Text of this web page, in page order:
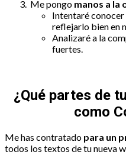
Me pongo manos a la
Intentaré
reflejarlo bien en
Analizaré a la
fuertes.
¿Qué partes de
como
Me has contratado para un
todos los textos de tu nueva